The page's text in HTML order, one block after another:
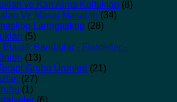
ve Kan Alma Koltukları (8)
Ve Masaj Masaları (34)
Laringaskop (28)
(5)
Elastik Bandajlar - Flasterler -
(13)
Grubu Ürünleri (21)
(27)
(1)
(6)